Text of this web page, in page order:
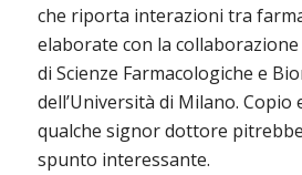
che riporta interazioni tra
elaborate con la
di Scienze Farmacologiche e
dell’Università di Milano. Copio
qualche signor dottore
spunto interessante.